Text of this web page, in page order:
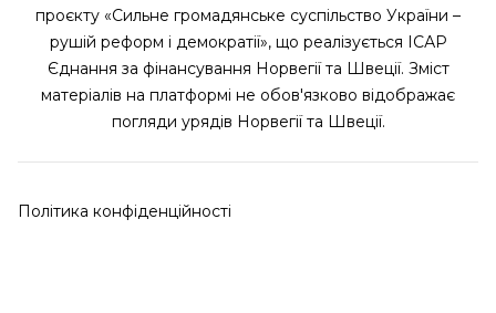
проєкту «Сильне громадянське суспільство України –
рушій реформ і демократії», що реалізується ІСАР
Єднання за фінансування Норвегії та Швеції. Зміст
матеріалів на платформі не обов'язково відображає
погляди урядів Норвегії та Швеції.
Політика конфіденційності